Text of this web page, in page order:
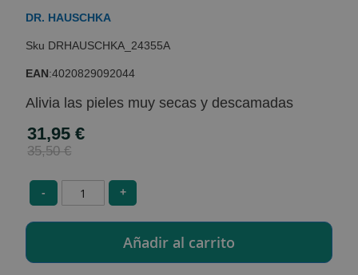
gallery
DR. HAUSCHKA
DRHAUSCHKA_24355A
EAN:4020829092044
Alivia las pieles muy secas y descamadas
Special
Price
31,95 €
35,50 €
- +